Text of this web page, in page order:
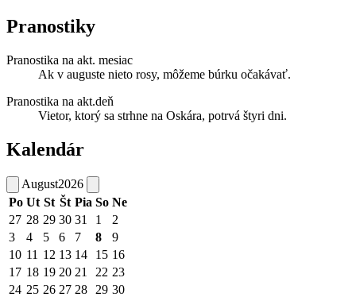
Pranostiky
Pranostika na akt. mesiac
Ak v auguste nieto rosy, môžeme búrku očakávať.
Pranostika na akt.deň
Vietor, ktorý sa strhne na Oskára, potrvá štyri dni.
Kalendár
August2026
Po Ut St Št Pia So Ne
27 28 29 30 31 1
2
3
4 5 6 7 8
9
10 11 12 13 14 15 16
17 18 19 20 21 22 23
24 25 26 27 28 29 30